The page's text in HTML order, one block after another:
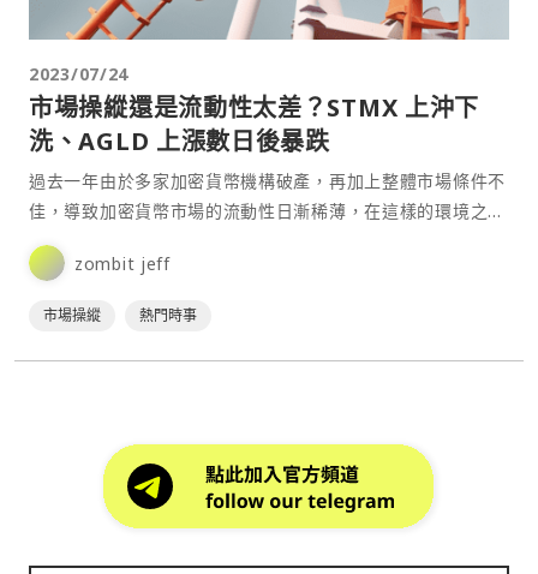
2023/07/24
市場操縱還是流動性太差？STMX 上沖下
洗、AGLD 上漲數日後暴跌
過去一年由於多家加密貨幣機構破產，再加上整體市場條件不
佳，導致加密貨幣市場的流動性日漸稀薄，在這樣的環境之
下，價格波動容易因此加劇。但近期某些代幣的劇烈波動卻大
到讓人不禁懷疑，市場波動的原因除了流動性問題以外，是否
zombit jeff
市場操縱 熱門時事